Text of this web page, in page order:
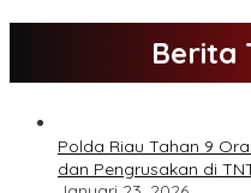
Berita
Polda Riau Tahan 9
dan Pengrusakan di